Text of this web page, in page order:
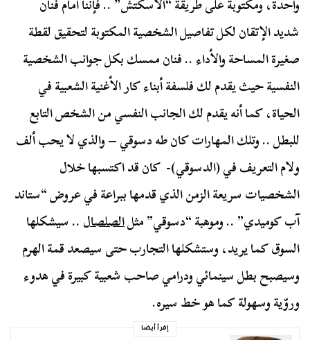
واحدة، ومكتوبة على طريقة “الاسكتش” .. فإننا أمام فنان
شديد الإتقان لكل تفاصيل الشخصية المكتوبة لتحقيق لقطة
صغيرة المساحة والأداء .. فنان ممسك بكل جوانب الشخصية
النفسية حيث يقدم لك فلسفة أبناء كار الأغنية الشعبية في
الحياة، كما أنه يقدم لك الجانب النفسي من الشخص التابع
للبطل .. وتلك المهارات كان طه دسوقي – والذي لا يحب ألف
ولام التعريف في (الدسوقي)- كان قد اكتسبها خلال
الشخصيات سريعة الزمن الذي قدمها ببراعة في عروض “ستاند
آب كوميدي” .. وموهبة “دسوقي” مثلالصلصال.. سيشكلها
السوق كما يريد، وستشكلها التجارب حتى سيصعد قمة الهرم
وسيصبح بطل سينمائي ودرامي صاحب شعبية كبيرة في هدوء
وروّية وسهولة كما هو خط سيره.
إقرأ أيضا